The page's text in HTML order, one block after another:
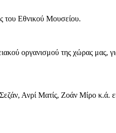
του Εθνικού Μουσείου.
οργανισμού της χώρας μας,
Ανρί Ματίς, Ζοάν Μίρο κ.ά.